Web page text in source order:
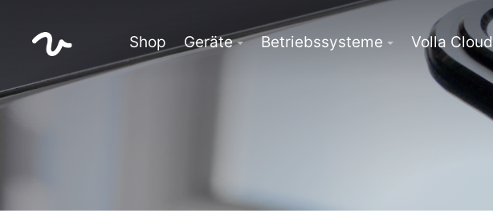
Shop Geräte Betriebssysteme Volla Cloud